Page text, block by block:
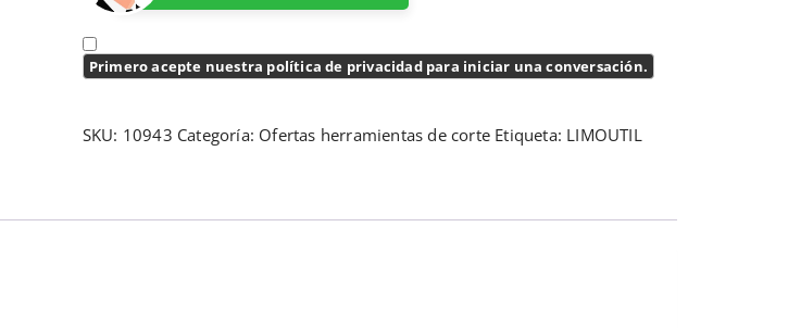
Primero acepte nuestra política de privacidad para iniciar una conversación.
SKU: 10943 Categoría: Ofertas herramientas de corte Etiqueta: LIMOUTIL